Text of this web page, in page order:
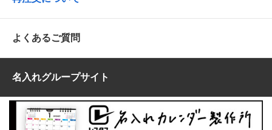
よくあるご質問
名入れグループサイト